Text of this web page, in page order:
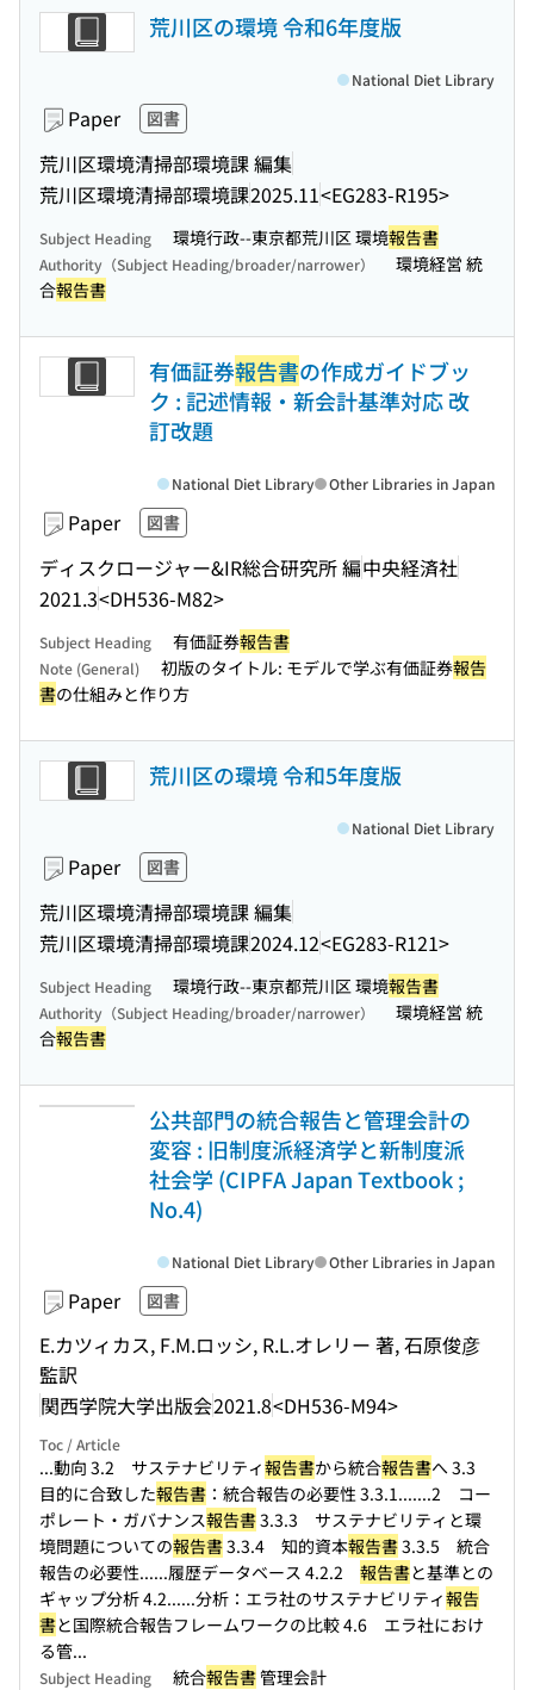
荒川区の環境 令和6年度版
Paper 図書
荒川区環境清掃部環境課 編集
荒川区環境清掃部環境課2025.11<EG283-R195>
National Diet Library
Subject Heading 環境行政--東京都荒川区 環境報告書
Authority（Subject Heading/broader/narrower）
環境経営 統
合報告書
有価証券報告書の作成ガイドブッ
ク : 記述情報・新会計基準対応 改
訂改題
Paper 図書
ディスクロージャー&IR総合研究所 編中央経済社
2021.3<DH536-M82>
National Diet Library Other Libraries in Japan
Subject Heading 有価証券報告書
Note (General) 初版のタイトル: モデルで学ぶ有価証券報告
書の仕組みと作り方
荒川区の環境 令和5年度版
Paper 図書
荒川区環境清掃部環境課 編集
荒川区環境清掃部環境課2024.12<EG283-R121>
National Diet Library
Subject Heading 環境行政--東京都荒川区 環境報告書
Authority（Subject Heading/broader/narrower）
環境経営 統
合報告書
公共部門の統合報告と管理会計の
変容 : 旧制度派経済学と新制度派
社会学 (CIPFA Japan Textbook ;
No.4)
Paper 図書
E.カツィカス, F.M.ロッシ, R.L.オレリー 著, 石原俊彦
監訳
関西学院大学出版会2021.8<DH536-M94>
National Diet Library Other Libraries in Japan
Toc / Article
...動向 3.2 サステナビリティ報告書から統合報告書へ 3.3
目的に合致した報告書 ：統合報告の必要性 3.3.1.......2 コー
ポレート・ガバナンス報告書3.3.3 サステナビリティと環
境問題についての報告書3.3.4 知的資本報告書3.3.5 統合
報告の必要性......履歴データベース 4.2.2 報告書と基準との
ギャップ分析 4.2......分析：エラ社のサステナビリティ報告
書と国際統合報告フレームワークの比較 4.6 エラ社におけ
る管...
Subject Heading 統合報告書管理会計